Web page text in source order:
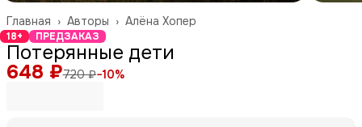
Алёна Хопер
Авторы ›
Главная ›
18+ ПРЕДЗАКАЗ
Потерянные дети
648 ₽720 ₽−10%